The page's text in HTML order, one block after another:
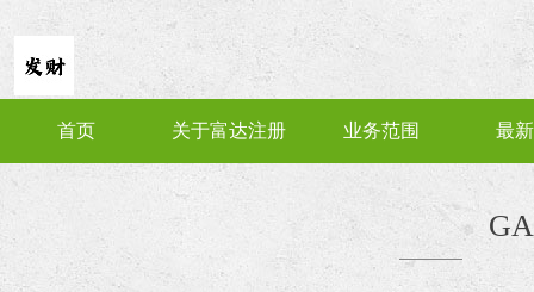
首页 关于富达注册 业务范围 最